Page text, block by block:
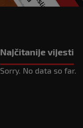
Najčitanije vijesti
Sorry. No data so far.